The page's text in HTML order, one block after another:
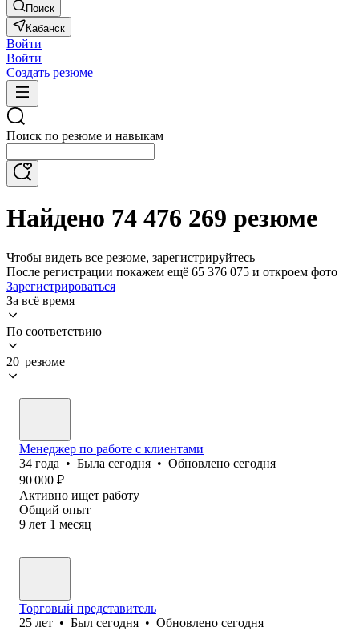
Поиск
Кабанск
Войти
Войти
Создать резюме
Поиск по резюме и навыкам
Найдено 74 476 269 резюме
Чтобы видеть все резюме, зарегистрируйтесь
После регистрации покажем ещё 65 376 075 и откроем фото
Зарегистрироваться
За всё время
По соответствию
20 резюме
Менеджер по работе с клиентами
34 года • Была сегодня • Обновлено сегодня
90 000 ₽
Активно ищет работу
Общий опыт
9 лет 1 месяц
Торговый представитель
25 лет • Был сегодня • Обновлено сегодня